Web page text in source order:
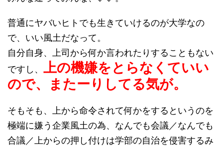
普通にヤバいヒトでも生きていけるのが大学なの
で、いい風土だなって。
自分自身、上司から何か言われたりすることもない
ですし、 上の機嫌をとらなくていい
ので、またーりしてる気が。
そもそも、上から命令されて何かをするというのを
極端に嫌う企業風土の為、なんでも会議／なんでも
合議／上からの押し付けは学部の自治を侵害するみ